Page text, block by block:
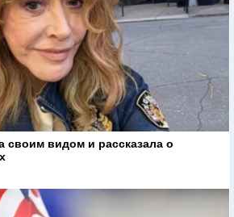
своим видом и рассказала о